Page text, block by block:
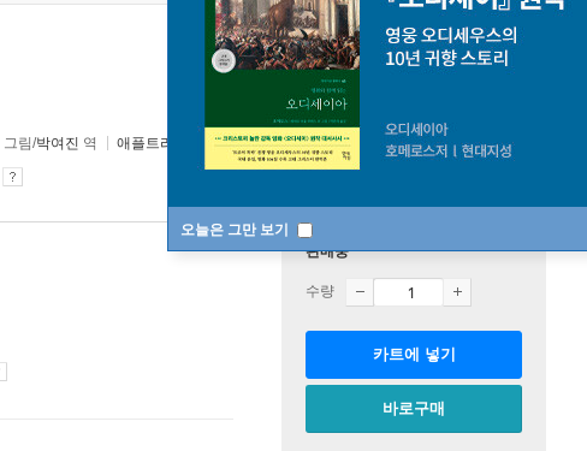
오늘은 그만 보기
그림/박여진 역 애플트리태일즈(appletreetales) 2024년 05월 10일
판매중
수량
카트에 넣기
바로구매